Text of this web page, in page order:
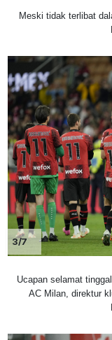
Meski tidak terlibat
3/7
Ucapan selamat
AC Milan, direktur